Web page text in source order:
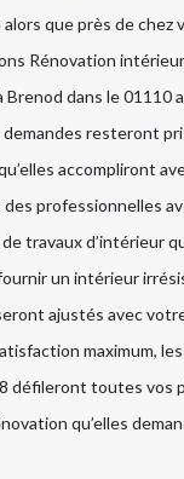
que près de chez
Rénovation
Brenod dans le 01110
resteront
accompliront
professionnelles
travaux d’intérieur
un intérieur
ajustés avec
maximum,
défileront toutes vos
qu’elles